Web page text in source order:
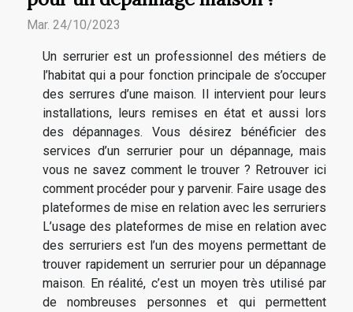
Mar. 24/10/2023
Un serrurier est un professionnel des métiers de
l’habitat qui a pour fonction principale de s’occuper
des serrures d’une maison. Il intervient pour leurs
installations, leurs remises en état et aussi lors
des dépannages. Vous désirez bénéficier des
services d’un serrurier pour un dépannage, mais
vous ne savez comment le trouver ? Retrouver ici
comment procéder pour y parvenir. Faire usage des
plateformes de mise en relation avec les serruriers
L’usage des plateformes de mise en relation avec
des serruriers est l’un des moyens permettant de
trouver rapidement un serrurier pour un dépannage
maison. En réalité, c’est un moyen très utilisé par
de nombreuses personnes et qui permettent